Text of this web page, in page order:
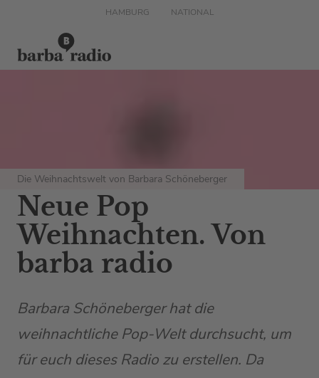
HAMBURG NATIONAL
Die Weihnachtswelt von Barbara Schöneberger
Neue Pop
Weihnachten. Von
barba radio
Barbara Schöneberger hat die
weihnachtliche Pop-Welt durchsucht, um
für euch dieses Radio zu erstellen. Da